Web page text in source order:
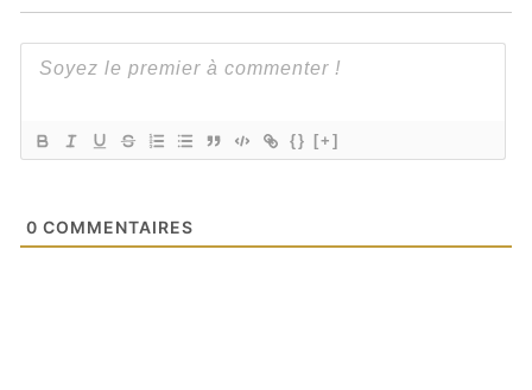
{} [+]
0 COMMENTAIRES